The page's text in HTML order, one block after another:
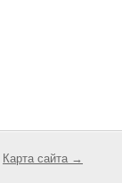
Карта сайта →